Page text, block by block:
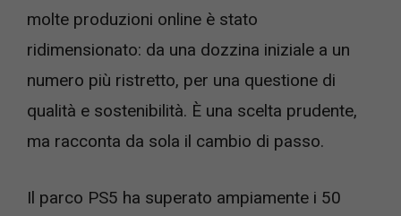
molte produzioni online è stato
ridimensionato: da una dozzina iniziale a un
numero più ristretto, per una questione di
qualità e sostenibilità. È una scelta prudente,
ma racconta da sola il cambio di passo.
Il parco PS5 ha superato ampiamente i 50